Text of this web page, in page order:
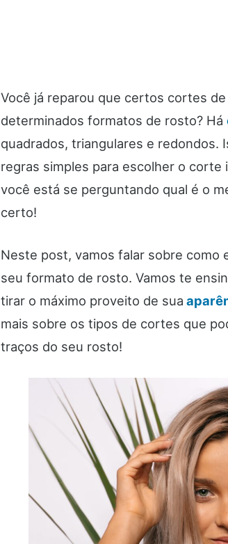
Você já reparou que certos cortes
determinados formatos de rosto? Há
quadrados, triangulares e redondos.
regras simples para escolher o
você está se perguntando qual é o
certo!
Neste post, vamos falar sobre como
seu formato de rosto. Vamos te
tirar o máximo proveito de sua
mais sobre os tipos de cortes que
traços do seu rosto!